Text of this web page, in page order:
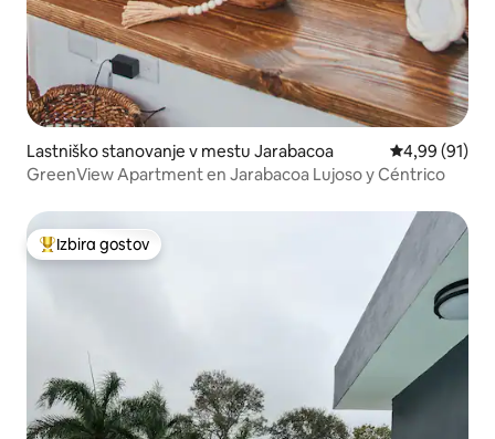
Lastniško stanovanje v mestu Jarabacoa Povprečna
4,99 (91)
GreenView Apartment en Jarabacoa Lujoso y Céntrico
Najbolj priljubljena prenočišča z značko »Izbira gostov«
Izbira gostov